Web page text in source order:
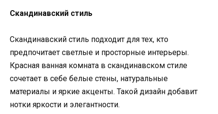
Скандинавский стиль
Скандинавский стиль подходит для тех, кто
предпочитает светлые и просторные интерьеры.
Красная ванная комната в скандинавском стиле
сочетает в себе белые стены, натуральные
материалы и яркие акценты. Такой дизайн добавит
нотки яркости и элегантности.